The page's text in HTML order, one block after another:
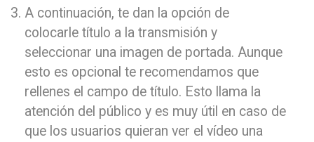
A continuación, te dan la opción de
colocarle título a la transmisión y
seleccionar una imagen de portada. Aunque
esto es opcional te recomendamos que
rellenes el campo de título. Esto llama la
atención del público y es muy útil en caso de
que los usuarios quieran ver el vídeo una